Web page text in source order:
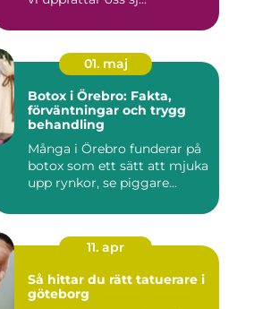
01. maj
Botox i Örebro: Fakta,
förväntningar och trygg
behandling
Många i Örebro funderar på
botox som ett sätt att mjuka
upp rynkor, se piggare...
11. apr
Så hittar du rätt tatuerare i
göteborg